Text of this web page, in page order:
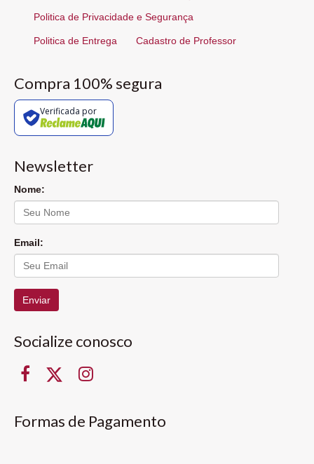
Politica de Privacidade e Segurança
Politica de Entrega Cadastro de Professor
Compra 100% segura
Verificada por
Newsletter
Nome:
Email:
Enviar
Socialize conosco
Formas de Pagamento